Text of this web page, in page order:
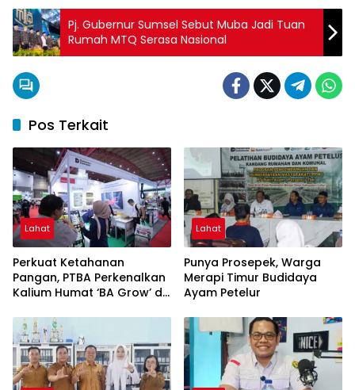
Pj. Gubernur Sumsel Sebut Muba Jadi Tuan
Rumah MTQ Serasa Nasional
Pos Terkait
Lahat
Perkuat Ketahanan
Pangan, PTBA Perkenalkan
Kalium Humat ‘BA Grow’ di
Lahat
Punya Prosepek, Warga
Merapi Timur Budidaya
Ayam Petelur